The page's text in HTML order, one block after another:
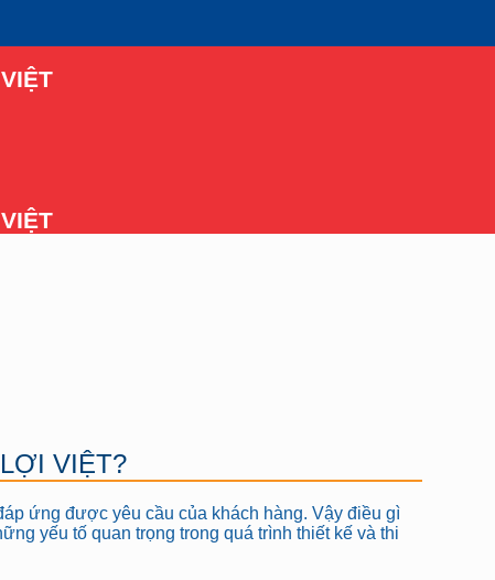
VIỆT?
ứng được yêu cầu của khách hàng. Vậy điều gì
yếu tố quan trọng trong quá trình thiết kế và thi